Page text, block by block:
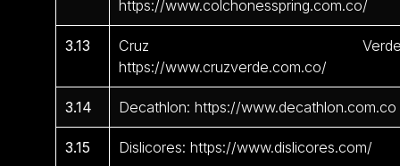
https://www.colchonesspring.com.co/
3.13
Cruz
https://www.cruzverde.com.co/
3.14 Decathlon: https://www.decathlon.com.co
3.15 Dislicores: https://www.dislicores.com/